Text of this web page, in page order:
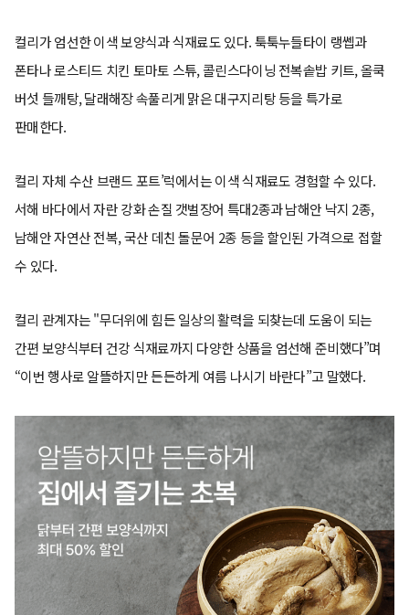
컬리가 엄선한 이색 보양식과 식재료도 있다. 툭툭누들타이 랭쎕과
폰타나 로스티드 치킨 토마토 스튜, 콜린스다이닝 전복솥밥 키트, 올쿡
버섯 들깨탕, 달래해장 속풀리게 맑은 대구지리탕 등을 특가로
판매한다.
컬리 자체 수산 브랜드 포트’럭에서는 이색 식재료도 경험할 수 있다.
서해 바다에서 자란 강화 손질 갯벌장어 특대2종과 남해안 낙지 2종,
남해안 자연산 전복, 국산 데친 돌문어 2종 등을 할인된 가격으로 접할
수 있다.
컬리 관계자는 "무더위에 힘든 일상의 활력을 되찾는데 도움이 되는
간편 보양식부터 건강 식재료까지 다양한 상품을 엄선해 준비했다”며
“이번 행사로 알뜰하지만 든든하게 여름 나시기 바란다”고 말했다.